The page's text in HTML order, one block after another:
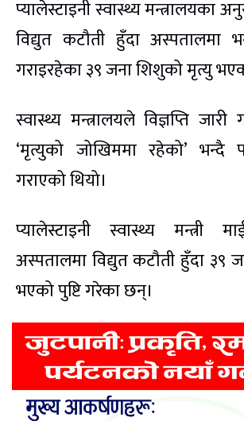
प्यालेस्टाइनी स्वास्थ्य मन्त्रालयका
विद्युत कटौती हुँदा अस्पतालमा
गराइरहेका ३९ जना शिशुको मृत्यु
स्वास्थ्य मन्त्रालयले विज्ञप्ति
‘मृत्युको जोखिममा रहेको’
गराएको थियो।
प्यालेस्टाइनी स्वास्थ्य मन्त्री
अस्पतालमा विद्युत कटौती हुँदा ३९
भएको पुष्टि गरेका छन्।